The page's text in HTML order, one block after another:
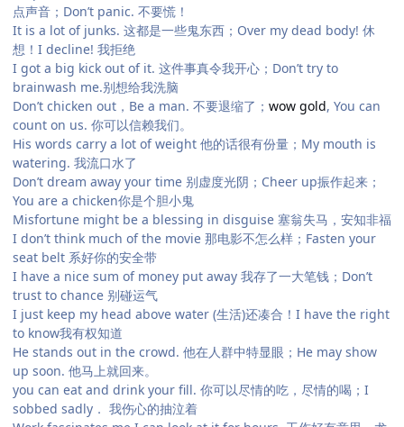
点声音；Don’t panic. 不要慌！
It is a lot of junks. 这都是一些鬼东西；Over my dead body! 休
想！I decline! 我拒绝
I got a big kick out of it. 这件事真令我开心；Don’t try to
brainwash me.别想给我洗脑
Don’t chicken out，Be a man. 不要退缩了； wow gold, You can
count on us. 你可以信赖我们。
His words carry a lot of weight 他的话很有份量；My mouth is
watering. 我流口水了
Don’t dream away your time 别虚度光阴；Cheer up振作起来；
You are a chicken你是个胆小鬼
Misfortune might be a blessing in disguise 塞翁失马，安知非福
I don’t think much of the movie 那电影不怎么样；Fasten your
seat belt 系好你的安全带
I have a nice sum of money put away 我存了一大笔钱；Don’t
trust to chance 别碰运气
I just keep my head above water (生活)还凑合！I have the right
to know我有权知道
He stands out in the crowd. 他在人群中特显眼；He may show
up soon. 他马上就回来。
you can eat and drink your fill. 你可以尽情的吃，尽情的喝；I
sobbed sadly． 我伤心的抽泣着